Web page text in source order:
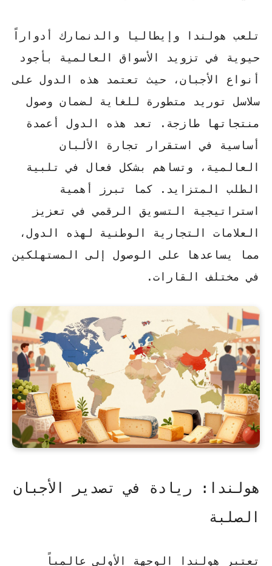
تلعب هولندا وإيطاليا والدنمارك أدواراً
حيوية في تزويد الأسواق العالمية بأجود
أنواع الأجبان، حيث تعتمد هذه الدول على
سلاسل توريد متطورة للغاية لضمان وصول
منتجاتها طازجة.
تعد هذه الدول أعمدة
أساسية في استقرار تجارة الألبان
العالمية، وتساهم بشكل فعال في تلبية
الطلب المتزايد. كما تبرز أهمية
استراتيجية التسويق الرقميفي تعزيز
العلامات التجارية الوطنية لهذه الدول،
مما يساعدها على الوصول إلى المستهلكين
في مختلف القارات.
هولندا: ريادة في تصدير الأجبان
الصلبة
تعتبر هولندا الوجهة الأولى عالمياً